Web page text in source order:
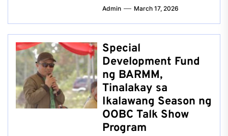
Admin March 17, 2026
Special
Development Fund
ng BARMM,
Tinalakay sa
Ikalawang Season ng
OOBC Talk Show
Program